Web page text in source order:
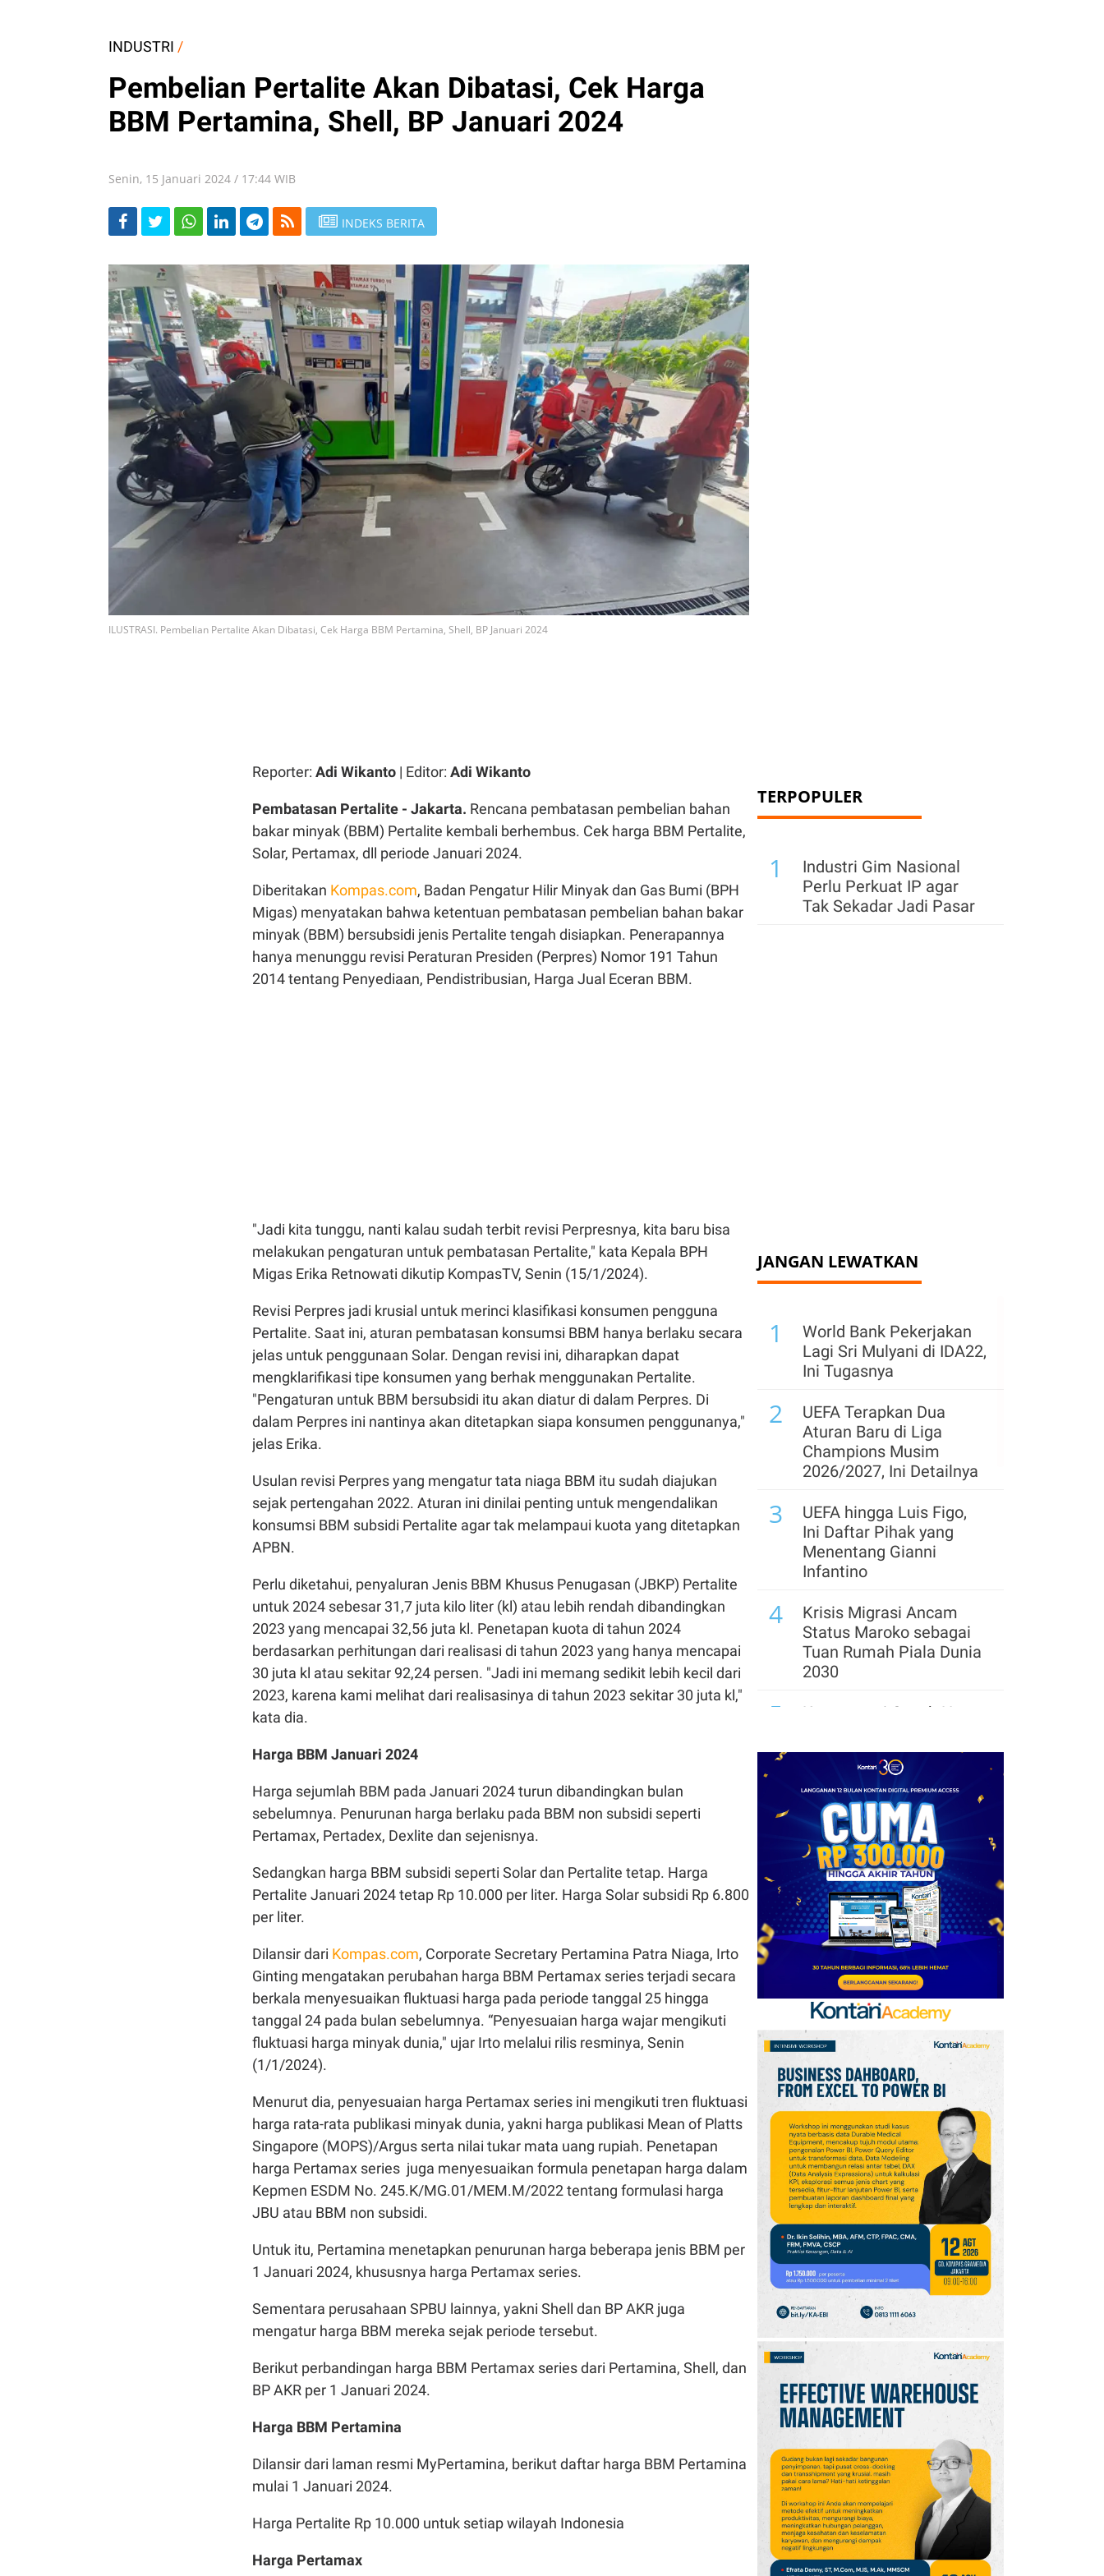
INDUSTRI /
Pembelian Pertalite Akan Dibatasi, Cek Harga
BBM Pertamina, Shell, BP Januari 2024
Senin, 15 Januari 2024 / 17:44 WIB
INDEKS BERITA
ILUSTRASI. Pembelian Pertalite Akan Dibatasi, Cek Harga BBM Pertamina, Shell, BP Januari 2024
Reporter: Adi Wikanto | Editor: Adi Wikanto
Pembatasan Pertalite - Jakarta. Rencana pembatasan pembelian bahan
bakar minyak (BBM) Pertalite kembali berhembus. Cek harga BBM Pertalite,
Solar, Pertamax, dll periode Januari 2024.
Diberitakan Kompas.com, Badan Pengatur Hilir Minyak dan Gas Bumi (BPH
Migas) menyatakan bahwa ketentuan pembatasan pembelian bahan bakar
minyak (BBM) bersubsidi jenis Pertalite tengah disiapkan. Penerapannya
hanya menunggu revisi Peraturan Presiden (Perpres) Nomor 191 Tahun
2014 tentang Penyediaan, Pendistribusian, Harga Jual Eceran BBM.
"Jadi kita tunggu, nanti kalau sudah terbit revisi Perpresnya, kita baru bisa
melakukan pengaturan untuk pembatasan Pertalite," kata Kepala BPH
Migas Erika Retnowati dikutip KompasTV, Senin (15/1/2024).
Revisi Perpres jadi krusial untuk merinci klasifikasi konsumen pengguna
Pertalite. Saat ini, aturan pembatasan konsumsi BBM hanya berlaku secara
jelas untuk penggunaan Solar. Dengan revisi ini, diharapkan dapat
mengklarifikasi tipe konsumen yang berhak menggunakan Pertalite.
"Pengaturan untuk BBM bersubsidi itu akan diatur di dalam Perpres. Di
dalam Perpres ini nantinya akan ditetapkan siapa konsumen penggunanya,"
jelas Erika.
Usulan revisi Perpres yang mengatur tata niaga BBM itu sudah diajukan
sejak pertengahan 2022. Aturan ini dinilai penting untuk mengendalikan
konsumsi BBM subsidi Pertalite agar tak melampaui kuota yang ditetapkan
APBN.
Perlu diketahui, penyaluran Jenis BBM Khusus Penugasan (JBKP) Pertalite
untuk 2024 sebesar 31,7 juta kilo liter (kl) atau lebih rendah dibandingkan
2023 yang mencapai 32,56 juta kl. Penetapan kuota di tahun 2024
berdasarkan perhitungan dari realisasi di tahun 2023 yang hanya mencapai
30 juta kl atau sekitar 92,24 persen. "Jadi ini memang sedikit lebih kecil dari
2023, karena kami melihat dari realisasinya di tahun 2023 sekitar 30 juta kl,"
kata dia.
Harga BBM Januari 2024
Harga sejumlah BBM pada Januari 2024 turun dibandingkan bulan
sebelumnya. Penurunan harga berlaku pada BBM non subsidi seperti
Pertamax, Pertadex, Dexlite dan sejenisnya.
Sedangkan harga BBM subsidi seperti Solar dan Pertalite tetap. Harga
Pertalite Januari 2024 tetap Rp 10.000 per liter. Harga Solar subsidi Rp 6.800
per liter.
Dilansir dari Kompas.com, Corporate Secretary Pertamina Patra Niaga, Irto
Ginting mengatakan perubahan harga BBM Pertamax series terjadi secara
berkala menyesuaikan fluktuasi harga pada periode tanggal 25 hingga
tanggal 24 pada bulan sebelumnya. “Penyesuaian harga wajar mengikuti
fluktuasi harga minyak dunia," ujar Irto melalui rilis resminya, Senin
(1/1/2024).
Menurut dia, penyesuaian harga Pertamax series ini mengikuti tren fluktuasi
harga rata-rata publikasi minyak dunia, yakni harga publikasi Mean of Platts
Singapore (MOPS)/Argus serta nilai tukar mata uang rupiah. Penetapan
harga Pertamax series juga menyesuaikan formula penetapan harga dalam
Kepmen ESDM No. 245.K/MG.01/MEM.M/2022 tentang formulasi harga
JBU atau BBM non subsidi.
Untuk itu, Pertamina menetapkan penurunan harga beberapa jenis BBM per
1 Januari 2024, khususnya harga Pertamax series.
Sementara perusahaan SPBU lainnya, yakni Shell dan BP AKR juga
mengatur harga BBM mereka sejak periode tersebut.
Berikut perbandingan harga BBM Pertamax series dari Pertamina, Shell, dan
BP AKR per 1 Januari 2024.
Harga BBM Pertamina
Dilansir dari laman resmi MyPertamina, berikut daftar harga BBM Pertamina
mulai 1 Januari 2024.
Harga Pertalite Rp 10.000 untuk setiap wilayah Indonesia
Harga Pertamax
TERPOPULER
1
Industri Gim Nasional
Perlu Perkuat IP agar
Tak Sekadar Jadi Pasar
JANGAN LEWATKAN
1
World Bank Pekerjakan
Lagi Sri Mulyani di IDA22,
Ini Tugasnya
2
UEFA Terapkan Dua
Aturan Baru di Liga
Champions Musim
2026/2027, Ini Detailnya
3
UEFA hingga Luis Figo,
Ini Daftar Pihak yang
Menentang Gianni
Infantino
4
Krisis Migrasi Ancam
Status Maroko sebagai
Tuan Rumah Piala Dunia
2030
5
Kontroversi Coach Hong
Polisi Geledah Federasi
Sepak Bola Korsel
6
Arsenal Perpanjang
Kerja Sama dengan
Emirates hingga 2033, Ini
Detail Kemitraannya
7
FIFA Akhirnya Cairkan
Hadiah Timnas Yordania
yang Tertunda 8 Bulan
8
Cek Kode Redeem EA FC
Mobile Update 7 Agustus
2026: Klaim Ribuan
Gems Gratis!
9
Promo JSM Alfamart 7–
9 Agustus 2026, Minyak
Goreng 2 Liter Mulai
Rp41.500
10 Jadwal Perempat Final
GOTF MLBB 2026: ONIC
dan Vitality Bersiap
Amankan Semifinal